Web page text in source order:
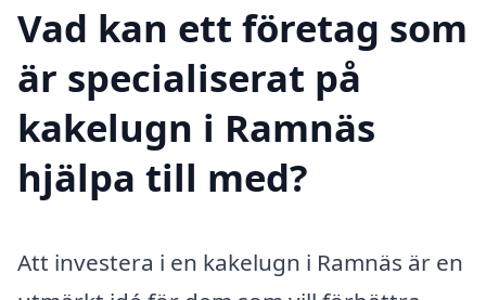
Vad kan ett företag som
är specialiserat på
kakelugn i Ramnäs
hjälpa till med?
Att investera i en kakelugn i Ramnäs är en